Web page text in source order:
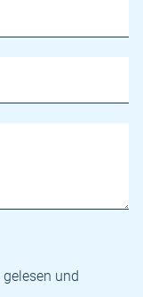
gelesen und